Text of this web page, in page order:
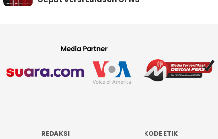
REDAKSI
KODE ETIK